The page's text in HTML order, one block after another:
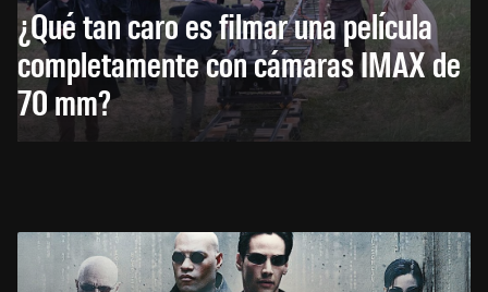
¿Qué tan caro es filmar una película
completamente con cámaras IMAX de
70 mm?